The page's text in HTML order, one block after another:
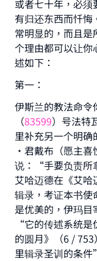
或者七十年，必
有归还东西而忏
常明显的，而且
个理由都可以让
述如下：
第一：
伊斯兰的教法命令
（83599）号法特
里补充另一个明
·君戴布（愿主喜
说：“手要负责所
艾哈迈德在《艾
辑录，考证本书使
是优美的，伊玛目
“它的传述系统
的圆月》（6 /
里辑录圣训的条件